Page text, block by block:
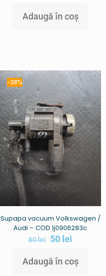
Adaugă în coș
-38%
Supapa vacuum Volkswagen /
Audi – COD 1j0906283c
80lei 50 lei
Adaugă în coș